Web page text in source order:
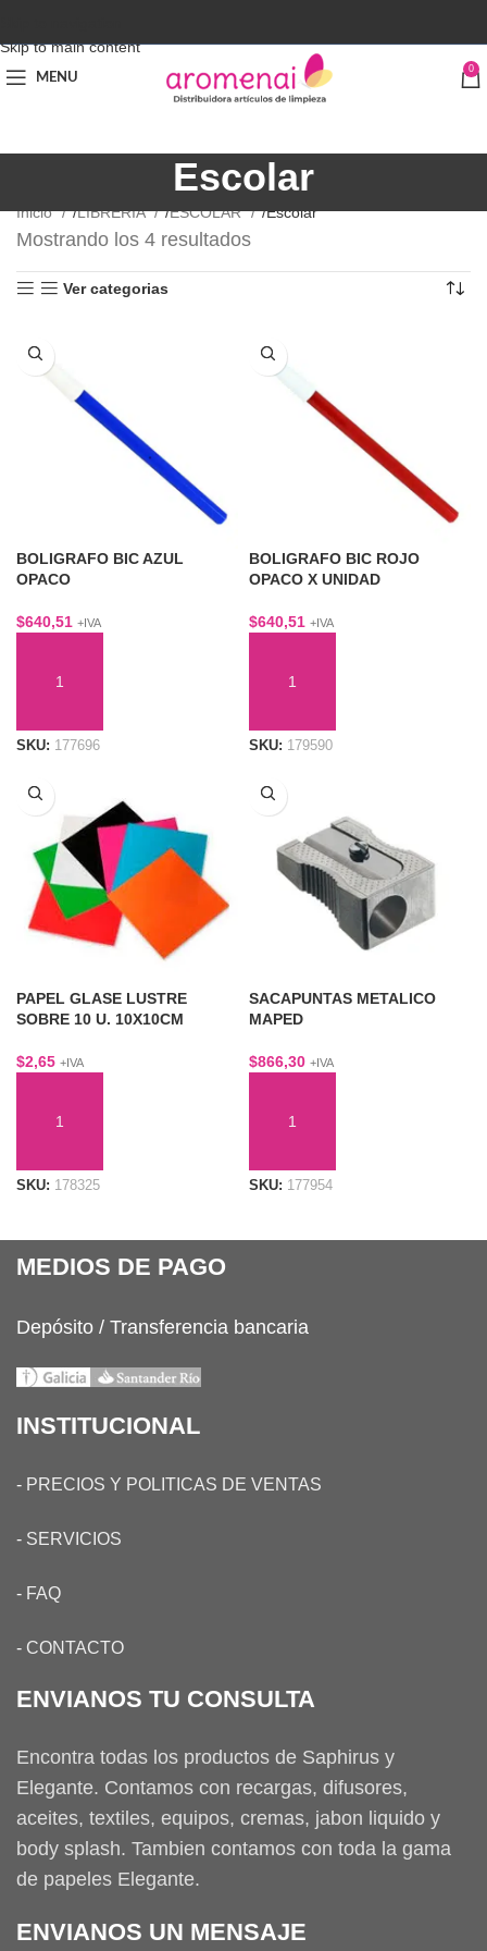
Skip to main content
MENU
0
Escolar
Inicio LIBRERÍA ESCOLAR Escolar
Mostrando los 4 resultados
Ver categorias
BOLIGRAFO BIC AZUL
OPACO
$640,51 +IVA
SKU: 177696
BOLIGRAFO BIC ROJO
OPACO X UNIDAD
$640,51 +IVA
SKU: 179590
PAPEL GLASE LUSTRE
SOBRE 10 U. 10X10CM
$2,65 +IVA
SKU: 178325
SACAPUNTAS METALICO
MAPED
$866,30 +IVA
SKU: 177954
MEDIOS DE PAGO
Depósito / Transferencia bancaria
INSTITUCIONAL
- PRECIOS Y POLITICAS DE VENTAS
- SERVICIOS
- FAQ
- CONTACTO
ENVIANOS TU CONSULTA
Encontra todas los productos de Saphirus y
Elegante. Contamos con recargas, difusores,
aceites, textiles, equipos, cremas, jabon liquido y
body splash. Tambien contamos con toda la gama
de papeles Elegante.
ENVIANOS UN MENSAJE